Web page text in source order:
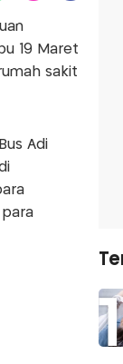
19 Maret
sakit
Adi